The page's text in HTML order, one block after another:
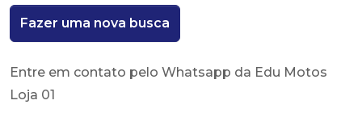
Fazer uma nova busca
Entre em contato pelo Whatsapp da Edu Motos
Loja 01